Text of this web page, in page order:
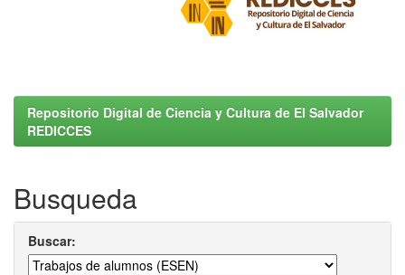
Repositorio Digital de Ciencia y Cultura de El Salvador
REDICCES
Busqueda
Buscar: